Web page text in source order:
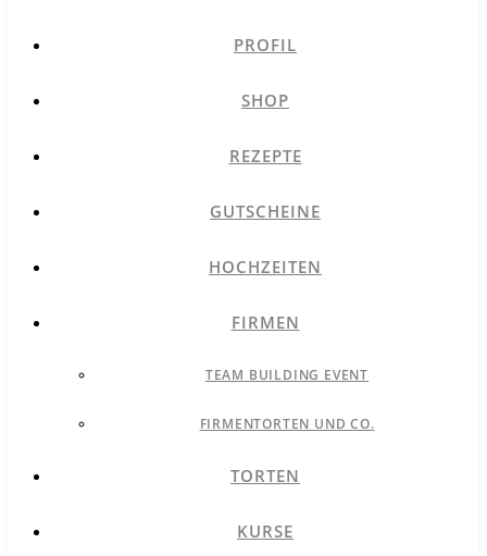
PROFIL
SHOP
REZEPTE
GUTSCHEINE
HOCHZEITEN
FIRMEN
TEAM BUILDING EVENT
FIRMENTORTEN UND CO.
TORTEN
KURSE